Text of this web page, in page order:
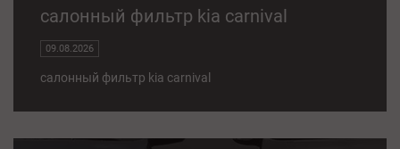
салонный фильтр kia carnival
09.08.2026
салонный фильтр kia carnival